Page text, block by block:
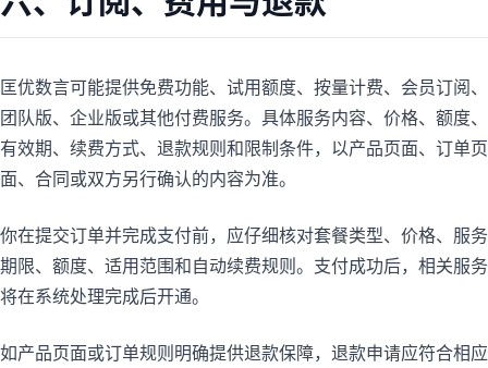
匡优数言可能提供免费功能、试用额度、按量计费、会员订阅、
团队版、企业版或其他付费服务。具体服务内容、价格、额度、
有效期、续费方式、退款规则和限制条件，以产品页面、订单页
面、合同或双方另行确认的内容为准。
你在提交订单并完成支付前，应仔细核对套餐类型、价格、服务
期限、额度、适用范围和自动续费规则。支付成功后，相关服务
将在系统处理完成后开通。
如产品页面或订单规则明确提供退款保障，退款申请应符合相应